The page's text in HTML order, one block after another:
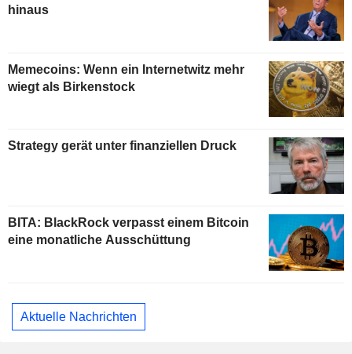
hinaus
Memecoins: Wenn ein Internetwitz mehr
wiegt als Birkenstock
Strategy gerät unter finanziellen Druck
BITA: BlackRock verpasst einem Bitcoin
eine monatliche Ausschüttung
Aktuelle Nachrichten